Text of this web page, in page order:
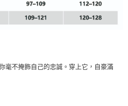
毫不掩飾自己的忠誠。穿上它，自豪滿